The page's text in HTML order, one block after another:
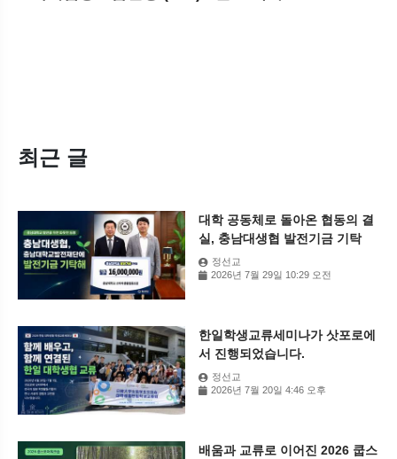
최근 글
대학 공동체로 돌아온 협동의 결
실, 충남대생협 발전기금 기탁
정선교
2026년 7월 29일 10:29 오전
한일학생교류세미나가 삿포로에
서 진행되었습니다.
정선교
2026년 7월 20일 4:46 오후
배움과 교류로 이어진 2026 쿱스